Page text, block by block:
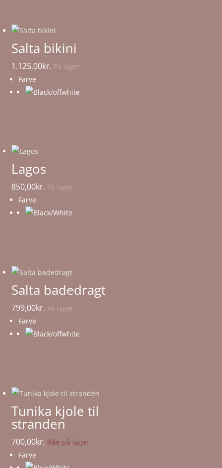
Salta bikini
1.125,00kr. På lager
Farve
Lagos
850,00kr. På lager
Farve
Salta badedragt
799,00kr. På lager
Farve
Tunika kjole til
stranden
700,00kr. Ikke på lager
Farve